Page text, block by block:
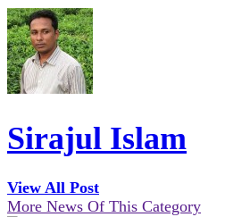
Sirajul Islam
View All Post
More News Of This Category